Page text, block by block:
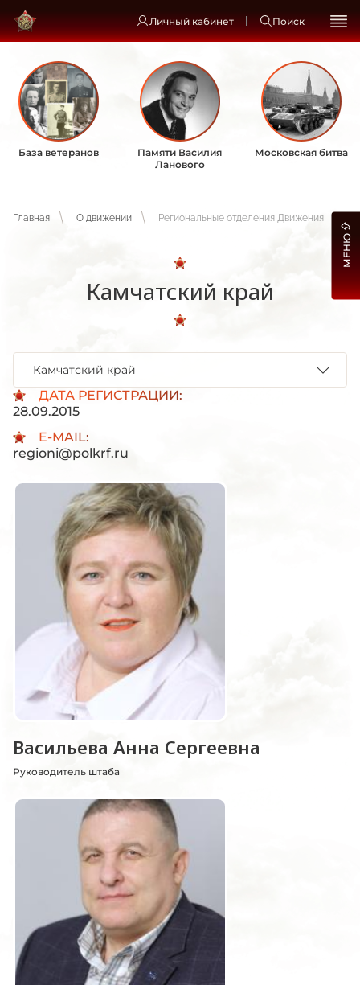
Личный кабинет Поиск
База ветеранов
Памяти Василия
Ланового
Московская битва
Главная О движении Региональные отделения Движения
Камчатский край
ДАТА РЕГИСТРАЦИИ:
28.09.2015
E-MAIL:
regioni@polkrf.ru
Камчатский край
Васильева Анна Сергеевна
Руководитель штаба
МЕНЮ